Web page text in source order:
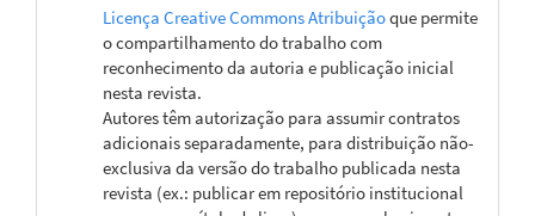
Licença Creative Commons Atribuiçãoque permite
o compartilhamento do trabalho com
reconhecimento da autoria e publicação inicial
nesta revista.
Autores têm autorização para assumir contratos
adicionais separadamente, para distribuição não-
exclusiva da versão do trabalho publicada nesta
revista (ex.: publicar em repositório institucional